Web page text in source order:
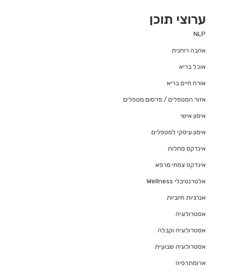
ערוצי תוכן
NLP
אהבה רוחנית
אוכל בריא
אורח חיים בריא
אזור המטפלים / פרסום מטפלים
אימון אישי
אימון עיסקי למטפלים
אינדקס מחלות
אינדקס צמחי מרפא
אלטרנטיבלי Wellness
אנרגיות חיוביות
אסטרולוגיה
אסטרולוגיה וקבלה
אסטרולוגיה שבועית
ארומתרפיה